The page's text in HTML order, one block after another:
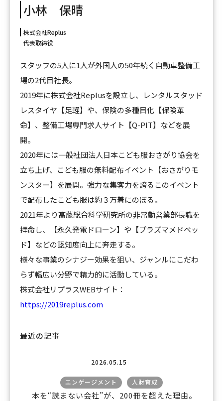
小林 保晴
株式会社Replus
代表取締役
スタッフの5人に1人が外国人の50年続く自動車整備工
場の2代目社長。
2019年に株式会社Replusを設立し、レンタルスタッド
レスタイヤ【足軽】や、保険の多種目化【保険革
命】、整備工場専門求人サイト【Q-PIT】などを展
開。
2020年には一般社団法人日本こども服おさがり協会を
立ち上げ、こども服の無料配布イベント【おさがりモ
ンスター】を展開。強力な集客力を誇るこのイベント
で配布したこども服は約３万着にのぼる。
2021年より髙藤総合科学研究所の非常勤営業部長職を
拝命し、【永久発電ドローン】や【プラズマメドベッ
ド】などの認知度向上に奔走する。
様々な事業のシナジー効果を狙い、ジャンルにこだわ
らず幅広い分野で精力的に活動している。
株式会社リプラスWEBサイト：
https://2019replus.com
最近の記事
2026.05.15
エンゲージメント 人財育成
本を“読まない会社”が、200冊を超えた理由。